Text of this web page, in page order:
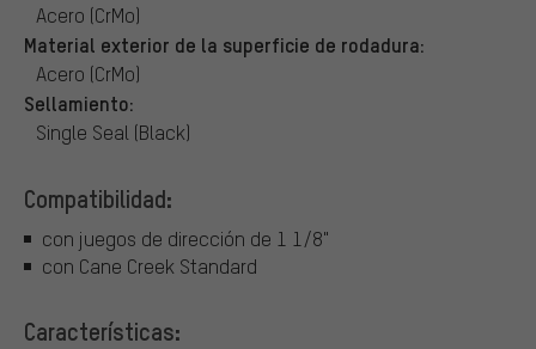
Acero (CrMo)
Material exterior de la superficie de rodadura:
Acero (CrMo)
Sellamiento:
Single Seal (Black)
Compatibilidad:
con juegos de dirección de 1 1/8"
con Cane Creek Standard
Características: